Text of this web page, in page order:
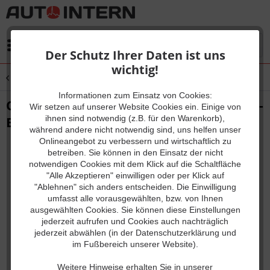
Der Schutz Ihrer Daten ist uns
wichtig!
Informationen zum Einsatz von Cookies:
Wir setzen auf unserer Website Cookies ein. Einige von
ihnen sind notwendig (z.B. für den Warenkorb),
während andere nicht notwendig sind, uns helfen unser
Onlineangebot zu verbessern und wirtschaftlich zu
betreiben. Sie können in den Einsatz der nicht
notwendigen Cookies mit dem Klick auf die Schaltfläche
"Alle Akzeptieren" einwilligen oder per Klick auf
"Ablehnen" sich anders entscheiden. Die Einwilligung
umfasst alle vorausgewählten, bzw. von Ihnen
ausgewählten Cookies. Sie können diese Einstellungen
jederzeit aufrufen und Cookies auch nachträglich
jederzeit abwählen (in der Datenschutzerklärung und
im Fußbereich unserer Website).
Weitere Hinweise erhalten Sie in unserer
Diagnose-Komplettsysteme
OmnAIScope Werkstattkoffer Basic Duo -
Beta Version